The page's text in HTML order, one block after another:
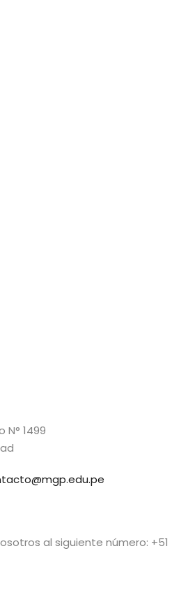
1499
al siguiente número: +51